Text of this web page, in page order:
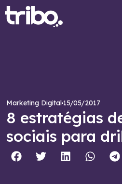
Marketing Digital15/05/2017
8 estratégias
sociais para